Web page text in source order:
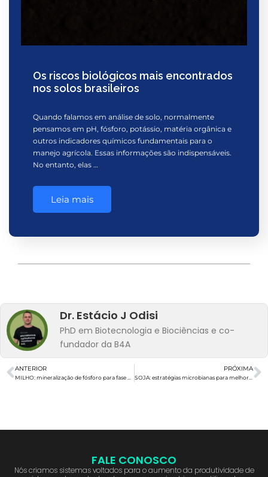
Os riscos biológicos mais encontrados
nos solos brasileiros
Quando falamos em análise de solo, normalmente
pensamos em pH, fósforo, potássio, matéria orgânica e
outros indicadores químicos fundamentais para o
manejo agrícola. Essas informações são indispensáveis.
No entanto, elas …
Leia mais
Dr. Estácio J Odisi
PhD em Biotecnologia e Biociências e co-
fundador da B4A
ANTERIOR PRÓXIMA
SOJA: estratégias microbianas para melhorar nodulação
FALE CONOSCO
Nós criamos sistemas voltados para o aumento da produtividade de